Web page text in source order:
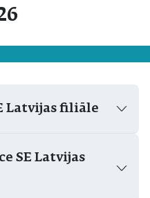
Latvijas filiāle
SE Latvijas